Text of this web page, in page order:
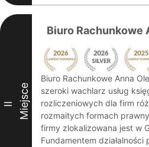
II Miejsce
Biuro Rachunkowe
Biuro Rachunkowe Anna
szeroki wachlarz usług
rozliczeniowych dla firm
rozmaitych formach
firmy zlokalizowana jest w
Fundamentem działalności